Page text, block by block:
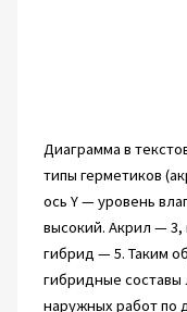
Диаграмма в
типы герметиков
ось Y — уровень
высокий. Акрил —
гибрид — 5. Таким
гибридные составы
наружных работ по